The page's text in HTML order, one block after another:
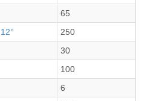
65
250
30
100
6